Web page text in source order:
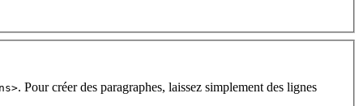
. Pour créer des paragraphes, laissez simplement des lignes